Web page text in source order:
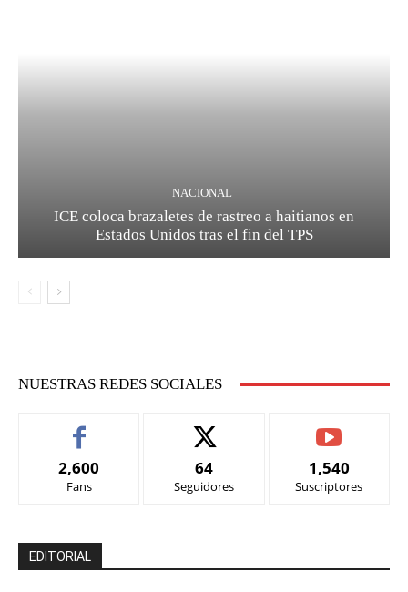
NACIONAL
ICE coloca brazaletes de rastreo a haitianos en
Estados Unidos tras el fin del TPS
NUESTRAS REDES SOCIALES
2,600
Fans
64
Seguidores
1,540
Suscriptores
EDITORIAL